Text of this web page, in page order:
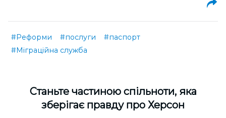
#Реформи #послуги
#паспорт
#Міграційна служба
Cтаньте частиною спільноти, яка
зберігає правду про Херсон